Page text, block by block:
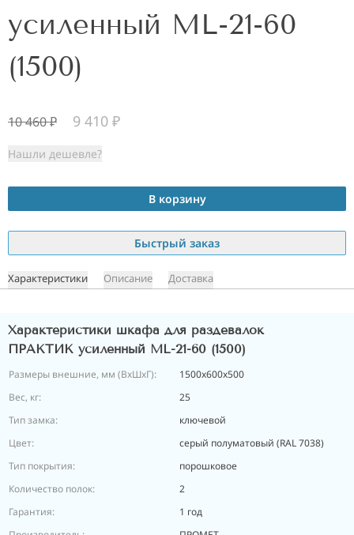
усиленный ML-21-60
(1500)
10 460₽ 9 410 ₽
Нашли дешевле?
В корзину
Быстрый заказ
Характеристики Описание Доставка
Характеристики шкафа для раздевалок
ПРАКТИК усиленный ML-21-60 (1500)
Размеры внешние, мм (ВхШхГ):
1500x600x500
Вес, кг:
25
Тип замка:
ключевой
Цвет:
серый полуматовый (RAL 7038)
Тип покрытия:
порошковое
Количество полок:
2
Гарантия:
1 год